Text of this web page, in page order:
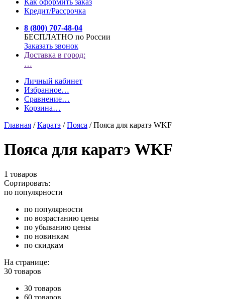
Как оформить заказ
Кредит/Рассрочка
8 (800) 707-48-04
БЕСПЛАТНО по России
Заказать звонок
Доставка в город:
…
Личный кабинет
Избранное…
Сравнение…
Корзина…
Главная /Каратэ /Пояса /Пояса для каратэ WKF
Пояса для каратэ WKF
1 товаров
Сортировать:
по популярности
по популярности
по возрастанию цены
по убыванию цены
по новинкам
по скидкам
На странице:
30 товаров
30 товаров
60 товаров